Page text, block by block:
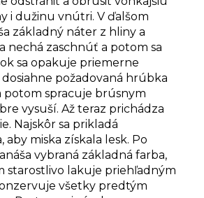
i dužinu vnútri. V ďalšom
základný náter z hliny a
nechá zaschnúť a potom sa
sa opakuje priemerne
dosiahne požadovaná hrúbka
potom spracuje brúsnym
vysuší. Až teraz prichádza
Najskôr sa prikladá
aby miska získala lesk. Po
vybraná základná farba,
starostlivo lakuje priehľadným
všetky predtým